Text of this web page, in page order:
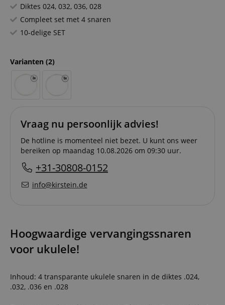
Diktes 024, 032, 036, 028
Compleet set met 4 snaren
10-delige SET
Varianten (2)
Vraag nu persoonlijk advies!
De hotline is momenteel niet bezet. U kunt ons weer
bereiken op maandag 10.08.2026 om 09:30 uur.
+31-30808-0152
info@kirstein.de
Hoogwaardige vervangingssnaren
voor ukulele!
Inhoud: 4 transparante ukulele snaren in de diktes .024,
.032, .036 en .028